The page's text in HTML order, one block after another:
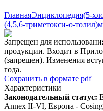
ГлавнаяЭнциклопедия(5-
(4,5,6-триметокси-о-
Запрещен для
продукции. Входит в
(запрещен). Изменения
года.
Сохранить в формате pdf
Характеристики
Законодательный статус:
Annex II-VI, Европа -